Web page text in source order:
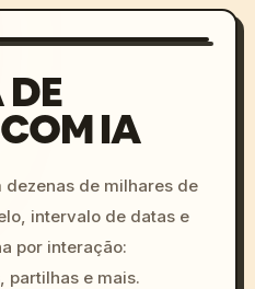
IA
dezenas de milhares de
intervalo de datas e
por interação:
partilhas e mais.